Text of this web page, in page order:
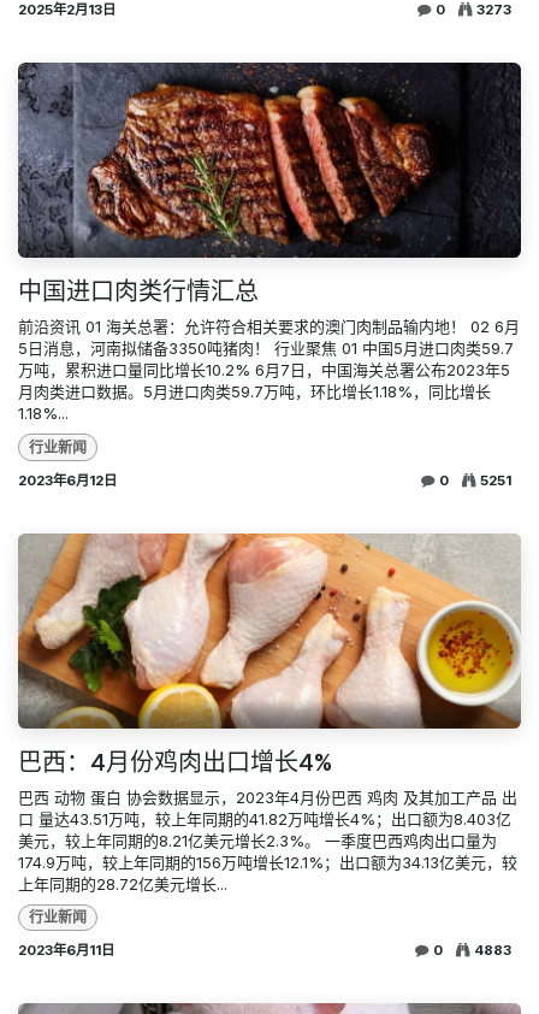
2025年2月13日 0 3273
中国进口肉类行情汇总
前沿资讯 01 海关总署：允许符合相关要求的澳门肉制品输内地！ 02 6月
5日消息，河南拟储备3350吨猪肉！ 行业聚焦 01 中国5月进口肉类59.7
万吨，累积进口量同比增长10.2% 6月7日，中国海关总署公布2023年5
月肉类进口数据。5月进口肉类59.7万吨，环比增长1.18%，同比增长
1.18%...
行业新闻
2023年6月12日 0 5251
巴西：4月份鸡肉出口增长4%
巴西 动物 蛋白 协会数据显示，2023年4月份巴西 鸡肉 及其加工产品 出
口 量达43.51万吨，较上年同期的41.82万吨增长4%；出口额为8.403亿
美元，较上年同期的8.21亿美元增长2.3%。 一季度巴西鸡肉出口量为
174.9万吨，较上年同期的156万吨增长12.1%；出口额为34.13亿美元，较
上年同期的28.72亿美元增长...
行业新闻
2023年6月11日 0 4883